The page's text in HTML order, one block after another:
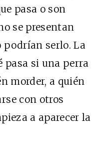
pasa o son
se presentan
podrían serlo. La
pasa si una perra
morder, a quién
con otros
a aparecer la